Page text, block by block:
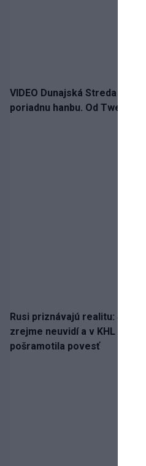
VIDEO Dunajská Streda si
poriadnu hanbu. Od Twente
Rusi priznávajú realitu:
zrejme neuvidí a v KHL si už
pošramotila povesť